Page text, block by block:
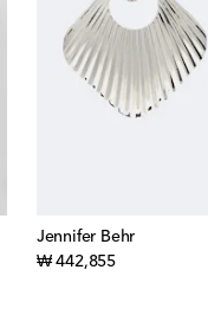
Jennifer Behr
₩ 442,855original price